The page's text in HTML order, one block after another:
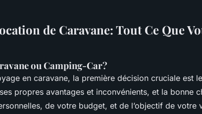
dede Caravane: Tout Ce Que
ou Camping-Car?
en caravane, la première décision cruciale est
propres avantages et inconvénients, et la bonne
de votre budget, et de l’objectif de votre